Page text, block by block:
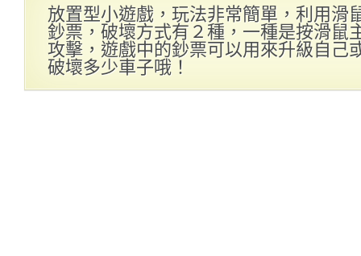
放置型小遊戲，玩法非常簡單，利用滑
鈔票，破壞方式有２種，一種是按滑鼠
攻擊，遊戲中的鈔票可以用來升級自己
破壞多少車子哦！